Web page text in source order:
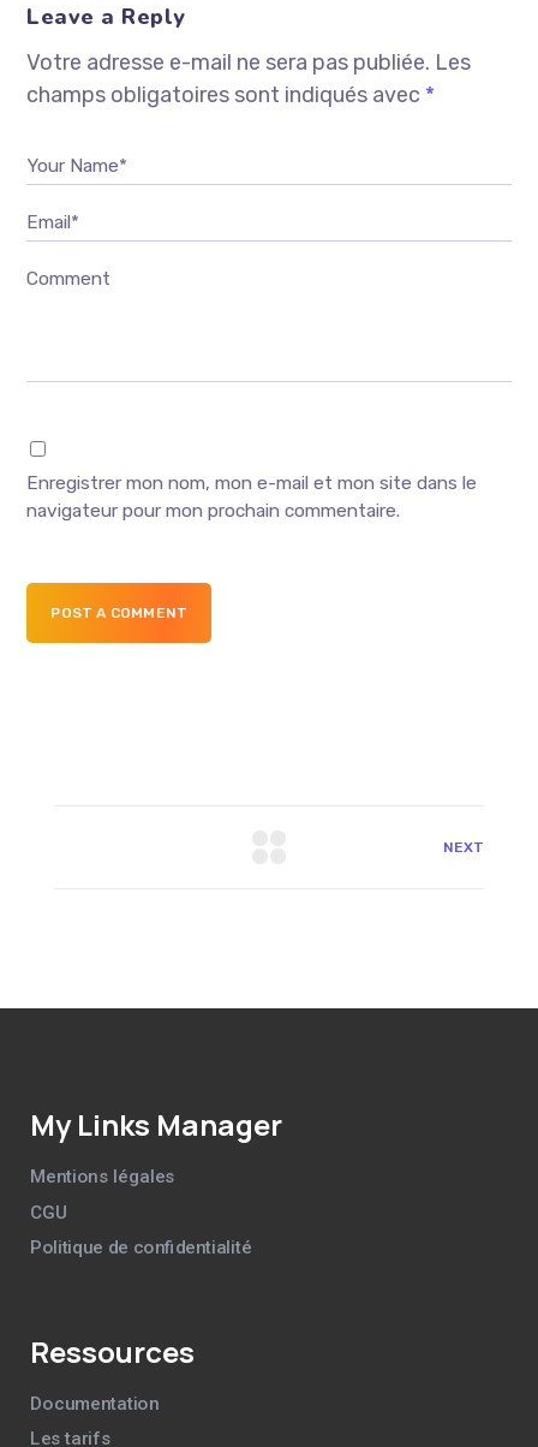
Leave a Reply
Votre adresse e-mail ne sera pas publiée. Les
champs obligatoires sont indiqués avec *
Your Name*
Email*
Comment
Enregistrer mon nom, mon e-mail et mon site dans le
navigateur pour mon prochain commentaire.
POST A COMMENT
NEXT
My Links Manager
Mentions légales
CGU
Politique de confidentialité
Ressources
Documentation
Les tarifs